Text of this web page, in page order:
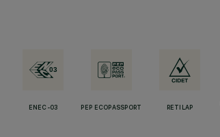
ENEC-03 PEP ECOPASSPORT RETILAP